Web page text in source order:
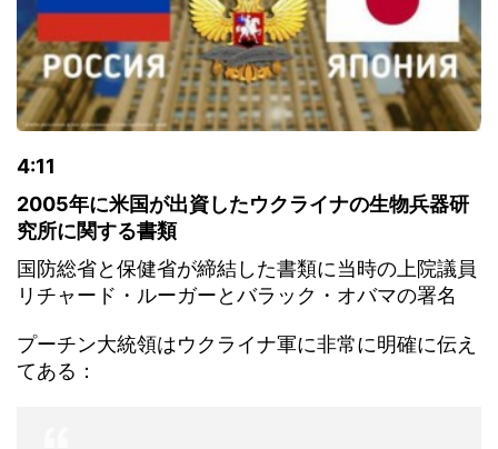
4:11
2005年に米国が出資したウクライナの生物兵器研
究所に関する書類
国防総省と保健省が締結した書類に当時の上院議員
リチャード・ルーガーとバラック・オバマの署名
プーチン大統領はウクライナ軍に非常に明確に伝え
てある：